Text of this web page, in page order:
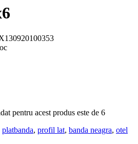
pentru acest produs este de 6
platbanda, profil lat, banda neagra, otel